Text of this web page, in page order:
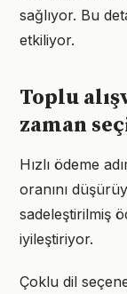
sağlıyor. Bu
etkiliyor.
Toplu
zaman
Hızlı ödeme
oranını
sadeleştirilmiş
iyileştiriyor.
Çoklu dil